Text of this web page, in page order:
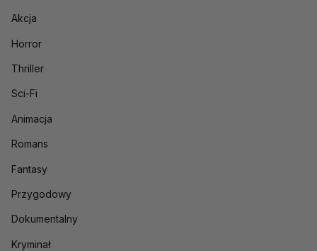
Akcja
Horror
Thriller
Sci-Fi
Animacja
Romans
Fantasy
Przygodowy
Dokumentalny
Kryminał